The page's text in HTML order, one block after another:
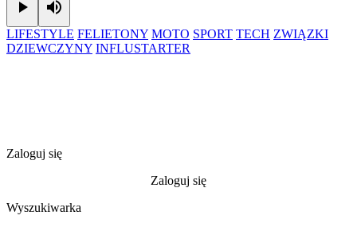
Play
LIFESTYLE FELIETONY MOTO SPORT TECH ZWIĄZKI
DZIEWCZYNY INFLUSTARTER
Zaloguj się
Zaloguj się
Wyszukiwarka